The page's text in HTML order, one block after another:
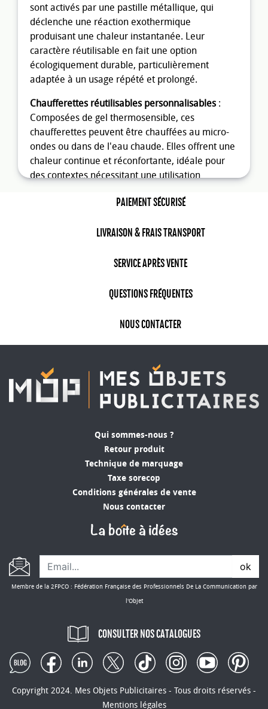
sont activés par une pastille métallique, qui
déclenche une réaction exothermique
produisant une chaleur instantanée. Leur
caractère réutilisable en fait une option
écologiquement durable, particulièrement
adaptée à un usage répété et prolongé.
Chaufferettes réutilisables personnalisables:
Composées de gel thermosensible, ces
chaufferettes peuvent être chauffées au micro-
ondes ou dans de l'eau chaude. Elles offrent une
chaleur continue et réconfortante, idéale pour
des contextes nécessitant une utilisation
: Ces dispositifs fournissent une
d'alimentation électrique. Leur autonomie les
rend particulièrement appropriés pour une
chaufferettes fonctionnent grâce à des batteries
avec celle de chargeur portatif, ce qui accroît leur
utilité multifonctionnelle.
Quels sont les avantages des
: Ces chaufferettes se distinguent par
leur compacité et leur facilité de transport. Elles
se glissent aisément dans une poche ou un sac,
rendant leur utilisation particulièrement
favorable lors des sorties hivernales.
Personnalisation
: La possibilité de personnaliser
ces chaufferettes avec un logo ou un message
marque. Chaque utilisation devient une
opportunité de promotion indirecte mais
appréciés pour réchauffer les mains ou d'autres
dans le cadre d'activités de plein air. Leur utilité
pratique renforce la perception positive de la
marque.
PAIEMENT SÉCURISÉ
LIVRAISON & FRAIS TRANSPORT
SERVICE APRÈS VENTE
QUESTIONS FRÉQUENTES
NOUS CONTACTER
Qui sommes-nous ?
Retour produit
Technique de marquage
Taxe sorecop
Conditions générales de vente
Nous contacter
ok
Membre de la 2FPCO : Fédération Française des Professionnels De La Communication par
l'Objet
CONSULTER NOS CATALOGUES
Copyright 2024. Mes Objets Publicitaires - Tous droits réservés -
Mentions légales